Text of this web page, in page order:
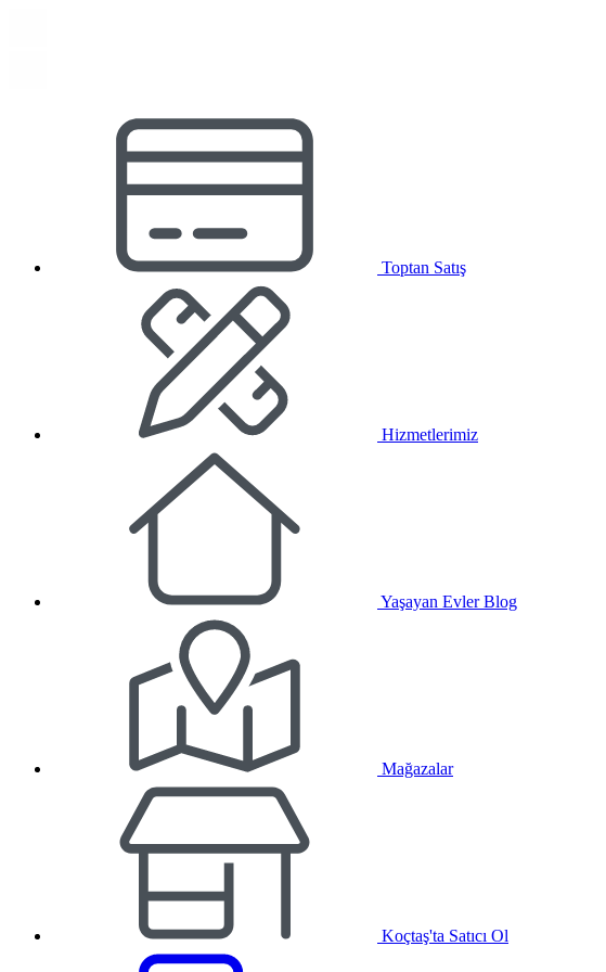
Toptan Satış
Hizmetlerimiz
Yaşayan Evler Blog
Mağazalar
Koçtaş'ta Satıcı Ol